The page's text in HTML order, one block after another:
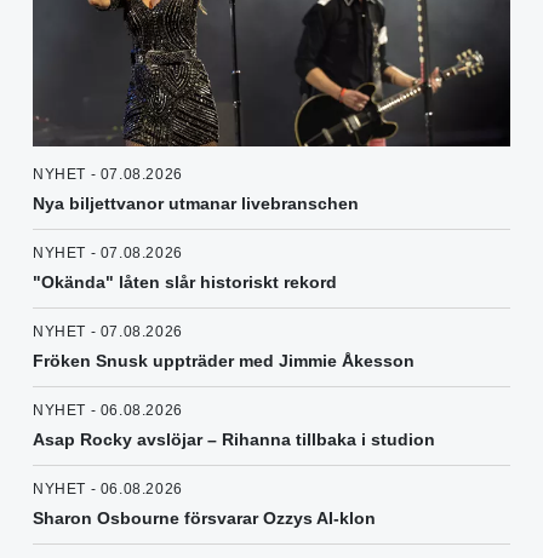
NYHET - 07.08.2026
Nya biljettvanor utmanar livebranschen
NYHET - 07.08.2026
"Okända" låten slår historiskt rekord
NYHET - 07.08.2026
Fröken Snusk uppträder med Jimmie Åkesson
NYHET - 06.08.2026
Asap Rocky avslöjar – Rihanna tillbaka i studion
NYHET - 06.08.2026
Sharon Osbourne försvarar Ozzys AI-klon